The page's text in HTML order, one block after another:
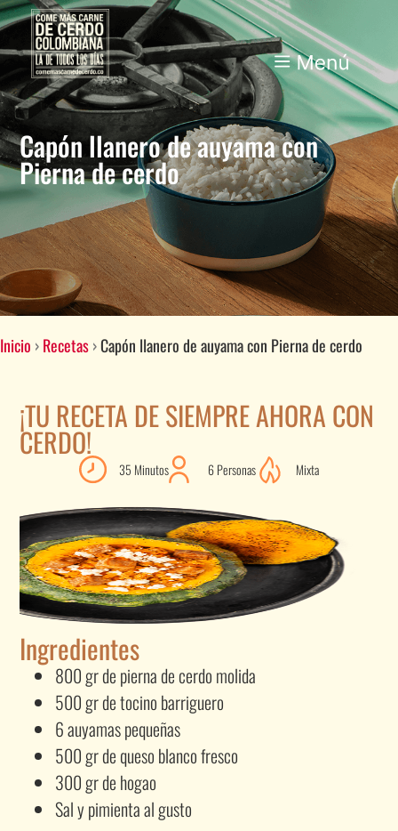
Capón llanero de auyama con
Pierna de cerdo
Inicio ›Recetas›Capón llanero de auyama con Pierna de cerdo
¡TU RECETA DE SIEMPRE AHORA CON
CERDO!
35 Minutos 6 Personas Mixta
Ingredientes
800 gr de pierna de cerdo molida
500 gr de tocino barriguero
6 auyamas pequeñas
500 gr de queso blanco fresco
300 gr de hogao
Sal y pimienta al gusto